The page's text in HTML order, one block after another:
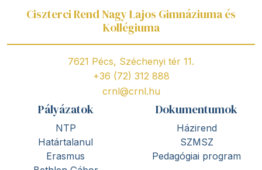
Ciszterci Rend Nagy Lajos Gimnáziuma és
Kollégiuma
7621 Pécs, Széchenyi tér 11.
+36 (72) 312 888
crnl@crnl.hu
Pályázatok
NTP
Határtalanul
Erasmus
Dokumentumok
Házirend
SZMSZ
Pedagógiai program